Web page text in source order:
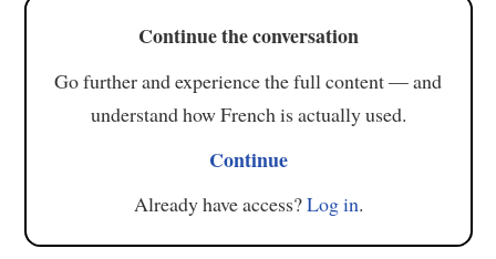
Continue the conversation
Go further and experience the full content — and
understand how French is actually used.
Continue
Already have access?Log in.